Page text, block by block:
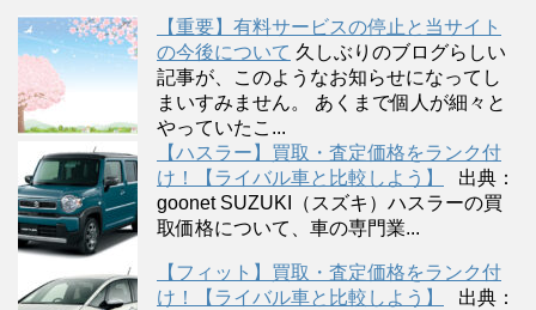
【重要】有料サービスの停止と当サイト
の今後について 久しぶりのブログらしい
記事が、このようなお知らせになってし
まいすみません。 あくまで個人が細々と
やっていたこ...
【ハスラー】買取・査定価格をランク付
け！【ライバル車と比較しよう】
出典：
goonet SUZUKI（スズキ）ハスラーの買
取価格について、車の専門業...
【フィット】買取・査定価格をランク付
け！【ライバル車と比較しよう】
出典：